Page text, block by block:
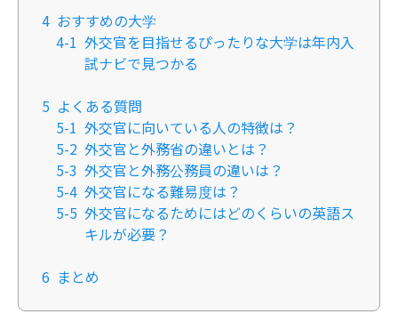
4 おすすめの大学
4-1 外交官を目指せるぴったりな大学は年内入
試ナビで見つかる​
5 よくある質問
5-1 外交官に向いている人の特徴は？
5-2 外交官と外務省の違いとは？
5-3 外交官と外務公務員の違いは？
5-4 外交官になる難易度は？
5-5 外交官になるためにはどのくらいの英語ス
キルが必要？
6 まとめ